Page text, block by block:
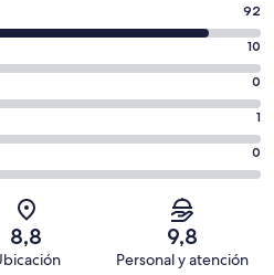
92
10
0
1
0
8,8 9,8
Personal y atención